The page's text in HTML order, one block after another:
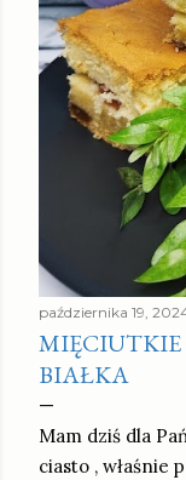
października 19,
MIĘCIUTKIE
BIAŁKA
Mam dziś dla
ciasto , właśnie